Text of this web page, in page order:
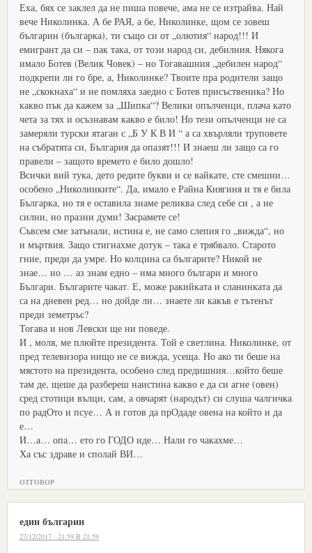
Еха, бях се заклел да не пиша повече, ама не се изтрайва. Най
вече Николинка. А бе РАЯ, а бе, Николинке, щом се зовеш
българин (българка), ти също си от „олютия“ народ!!! И
емигрант да си – пак така, от този народ си, дебилния. Някога
имало Ботев (Велик Човек) – но Тогавашния „дебилен народ“
подкрепи ли го бре, а, Николинке? Твоите пра родители защо
не „скокнаха“ и не помляха заедно с Ботев присъственика? Но
какво пък да кажем за „Шипка“? Велики опълченци, плача като
чета за тях и осъзнавам какво е било! Но тези опълченци не са
замеряли турски ятаган с „Б У К В И “ а са хвърляли труповете
на събратята си, България да опазят!!! И знаеш ли защо са го
правели – защото времето е било дошло!
Всички вий тука, дето редите букви и се вайкате, сте смешни…
особено „Николинките“. Да, имало е Райна Княгиня и тя е била
Българка, но тя е оставила знаме реликва след себе си , а не
силни, но празни думи! Засрамете се!
Съвсем сме затънали, истина е, не само слепия го „вижда“, но
и мъртвия. Защо стигнахме дотук – така е трябвало. Старото
гние, преди да умре. Но колцина са българите? Никой не
знае… но … аз знам едно – има много българи и много
Българи. Българите чакат. Е, може ракийката и сланинката да
са на дневен ред… но дойде ли… знаете ли какъв е тътенът
преди земетръс?
Тогава и нов Левски ще ни поведе.
И , моля, ме плюйте президента. Той е светлина. Николинке, от
пред телевизора нищо не се вижда, усеща. Но ако ти беше на
мястото на президента, особено след предишния…който беше
там де, щеше да разбереш наистина какво е да си агне (овен)
сред стотици вълци, сам, а овчарят (народът) си слуша чалгичка
по радОто и псуе… А и готов да прОдаде овена на който и да
е…
И…а… опа… ето го ГОДО иде… Нали го чакахме…
Ха със здраве и сполай ВИ…
ОТГОВОР
един българин
27/12/2017 · 21:59 В 21:59